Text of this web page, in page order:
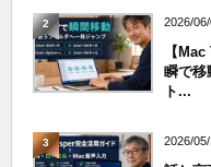
2 2026/
【
瞬で移
ト...
3 2026/